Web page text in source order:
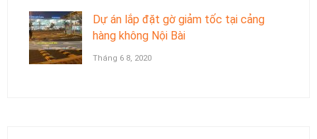
Dự án lắp đặt gờ giảm tốc tại cảng
hàng không Nội Bài
Tháng 6 8, 2020